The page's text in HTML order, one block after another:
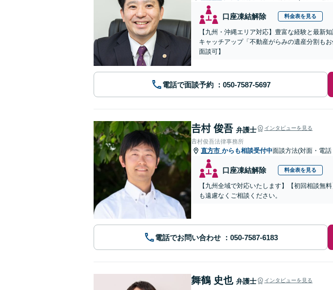
口座凍結解除 料金表を見る
【九州・沖縄エリア対応】豊富な経験と最新
キャッチアップ「不動産がらみの遺産分割も
面談可】
電話で面談予約
𠮷村 俊吾 弁護士 インタビューを見る
𠮷村俊吾法律事務所
直方市 からも相談受付中面談方法(対面・電
口座凍結解除 料金表を見る
【九州全域で対応いたします】【初回相談無
も遠慮なくご相談ください。
電話でお問い合わせ
舞鶴 史也 弁護士 インタビューを見る